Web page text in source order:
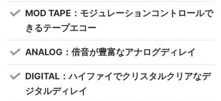
MOD TAPE：モジュレーションコントロールで
きるテープエコー
ANALOG：倍音が豊富なアナログディレイ
DIGITAL：ハイファイでクリスタルクリアなデ
ジタルディレイ